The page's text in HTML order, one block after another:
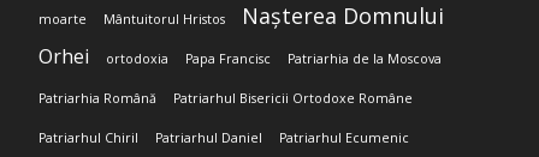
moarte Mântuitorul Hristos Nașterea Domnului
Orhei ortodoxia Papa Francisc Patriarhia de la Moscova
Patriarhia Română Patriarhul Bisericii Ortodoxe Române
Patriarhul Chiril Patriarhul Daniel Patriarhul Ecumenic